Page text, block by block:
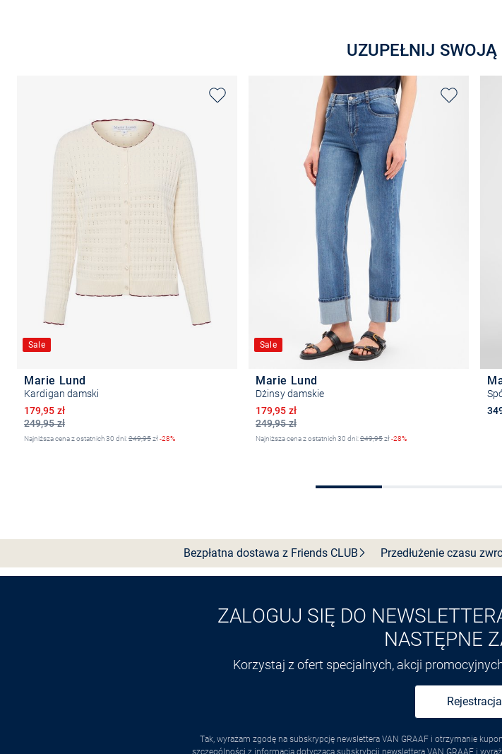
UZUPEŁNIJ
Sale
Marie Lund
Kardigan damski
249,95 zł
Obniżona cena
179,95 zł
Najniższa cena z ostatnich 30 dni:249,95zł-28%
Sale
Marie Lund
Dżinsy damskie
249,95 zł
Obniżona cena
179,95 zł
Najniższa cena z ostatnich 30 dni:249,95zł-28%
Bezpłatna dostawa z FriendsCLUB Przedłużenie czasu
ZALOGUJ SIĘ DO
NASTĘPNE
Korzystaj z ofert specjalnych, akcji
Rejestracja
Tak, wyrażam zgodę na subskrypcję newslettera VAN GRAAF i otrzymanie
szczególności z informacją dotyczącą subskrybcji newslettera VAN GRAAF i